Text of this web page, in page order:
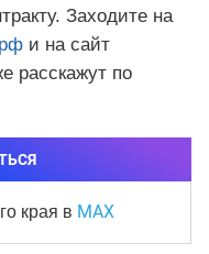
Заходите на
и на сайт
расскажут по
края в MAX